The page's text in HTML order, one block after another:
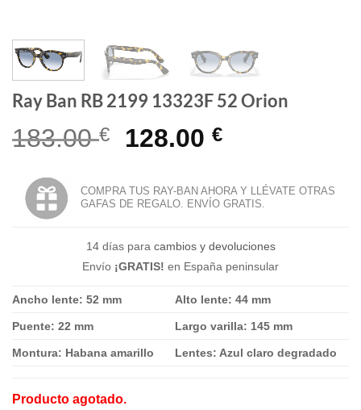
Ray Ban RB 2199 13323F 52 Orion
183.00€
El
original
era:
183.00 €.
128.00 €El
actual
es:
128.00 €.
COMPRA TUS RAY-BAN AHORA Y LLÉVATE OTRAS
GAFAS DE REGALO. ENVÍO GRATIS.
14 días para cambios y devoluciones
Envío ¡GRATIS! en España peninsular
Ancho lente: 52 mm Alto lente: 44 mm
Puente: 22 mm Largo varilla: 145 mm
Montura: Habana amarillo Lentes: Azul claro degradado
Producto agotado.